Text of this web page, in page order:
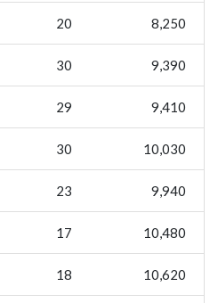
20 8,250
30 9,390
29 9,410
30 10,030
23 9,940
17 10,480
18 10,620